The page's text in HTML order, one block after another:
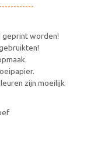
geprint worden!
zijn moeilijk